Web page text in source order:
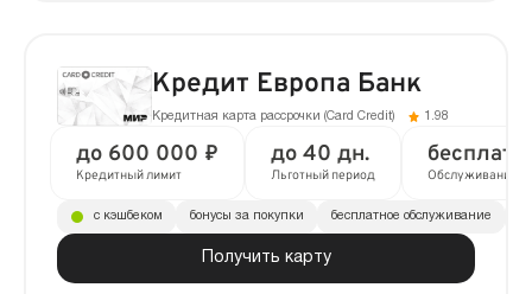
Кредит Европа Банк
Кредитная карта рассрочки (Сard Сredit) 1.98
до 600 000 ₽
Кредитный лимит
до 40 дн.
Льготный период Обслуживание
Получить карту
с кэшбеком бонусы за покупки бесплатное обслуживание